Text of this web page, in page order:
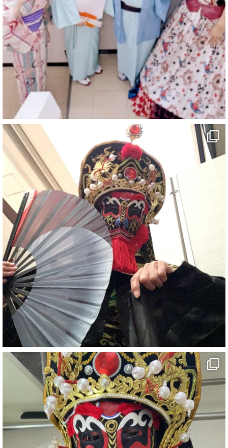
YouTubeを更新しました
https://youtu.be/9sHKhUQBmUE
@YouTube
#企業公式がお疲れ様を言い合う
#チャンネル登録おねがいします
#愛媛県
#新居浜市
#マイントピア別子
#泉寿亭
#有形文化財
#四国
#愛媛観光
#旅行
#旅行動画
#一人旅
#観光スポット
#Travel
#ehime
#旅行好きと繋がりたい
7 X
さらに読み込む